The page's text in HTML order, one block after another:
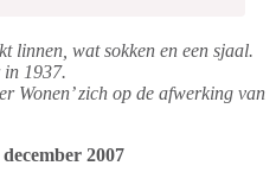
linnen, wat sokken en een sjaal.
in 1937.
Wonen’ zich op de afwerking van
december 2007